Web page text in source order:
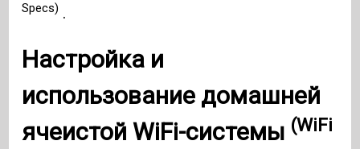
Specs) .
Настройка и
использование домашней
ячеистойWiFi-системы (WiFi